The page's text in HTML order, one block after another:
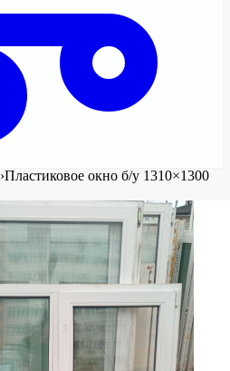
›Пластиковое окно б/у 1310×1300